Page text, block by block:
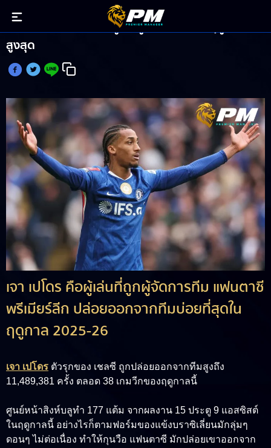
เจา เปโดร ครองแชมป์ผู้เล่นถูกปล่อยตัวทั้งฤดูกาล
สูงสุด
เจา เปโดร คือผู้เล่นที่ถูกผู้จัดการทีม แฟนตาซี
พรีเมียร์ลีก ปล่อยออกจากทีมบ่อยที่สุดใน
ฤดูกาล 2025-26
เจา เปโดร ตัวรุกของ เชลซี ถูกปล่อยออกจากทีมสูงถึง
11,489,381 ครั้ง ตลอด 38 เกมวีกของฤดูกาลนี้
ศูนย์หน้าสิงห์บลูทำ 177 แต้ม จากผลงาน 15 ประตู 9 แอสซิสต์
ในฤดูกาลนี้ อย่างไรก็ตามฟอร์มของแข้งบราซิเลี่ยนมักลุ่มๆ
ดอนๆ ไม่ต่อเนื่อง ทำให้กุนวือ แฟนตาซี มักปล่อยเขาออกจาก